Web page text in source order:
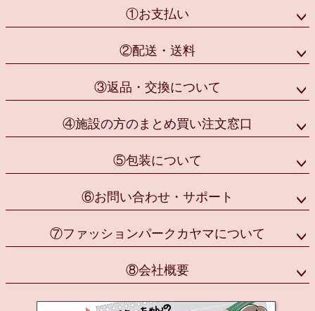
①お支払い
②配送・送料
③返品・交換について
④施設の方のまとめ買い注文窓口
⑤包装について
⑥お問い合わせ・サポート
⑦ファッションパークカヤマについて
⑧会社概要